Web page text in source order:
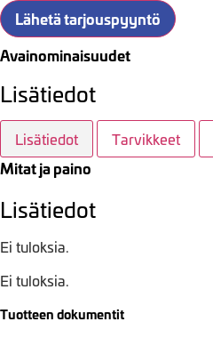
Lähetä tarjouspyyntö
Avainominaisuudet
Lisätiedot
Lisätiedot Tarvikkeet
Mitat ja paino
Lisätiedot
Ei tuloksia.
Ei tuloksia.
Tuotteen dokumentit